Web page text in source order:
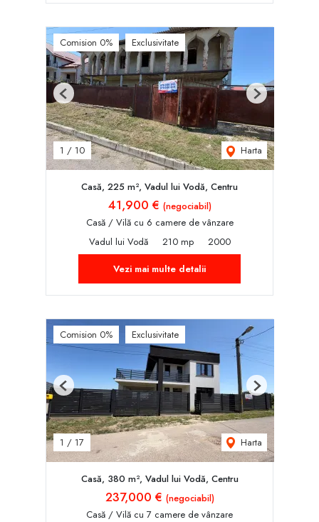
Comision 0% Exclusivitate
1 / 10 Harta
Previous Next
Casă, 225 m², Vadul lui Vodă, Centru
41,900 € (negociabil)
Casă / Vilă cu 6 camere de vânzare
Vadul lui Vodă
210 mp
2000
Vezi mai multe detalii
Comision 0% Exclusivitate
1 / 17 Harta
Previous Next
Casă, 380 m², Vadul lui Vodă, Centru
237,000 € (negociabil)
Casă / Vilă cu 7 camere de vânzare